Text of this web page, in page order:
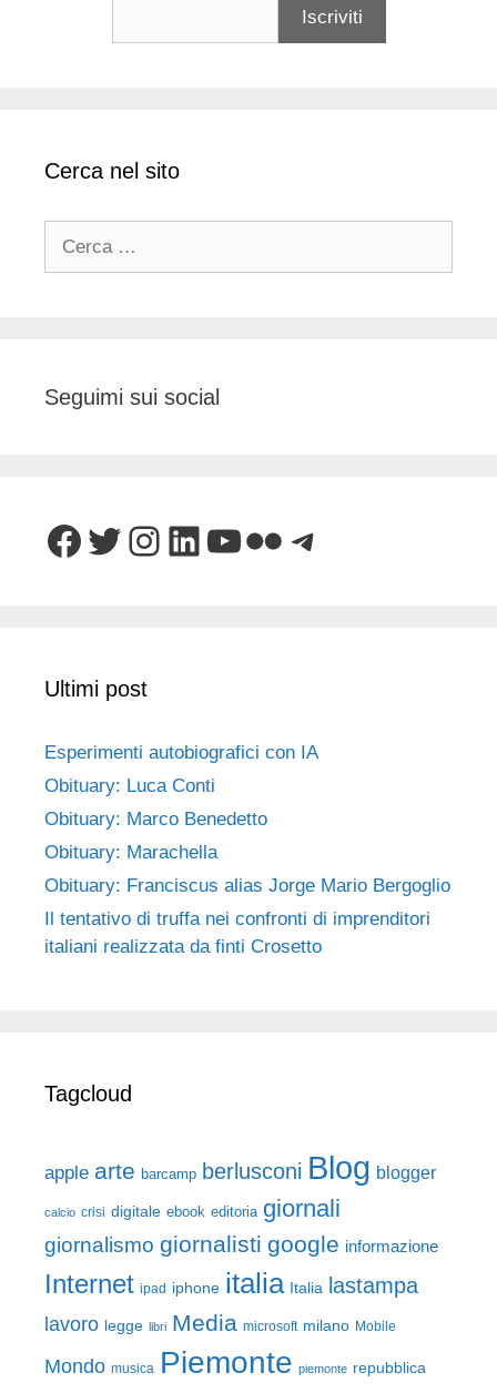
Cerca nel sito
Seguimi sui social
Facebook
Twitter
Instagram
LinkedIn
YouTube
FlickrTelegram
Ultimi post
Esperimenti autobiografici con IA
Obituary: Luca Conti
Obituary: Marco Benedetto
Obituary: Marachella
Obituary: Franciscus alias Jorge Mario Bergoglio
Il tentativo di truffa nei confronti di imprenditori
italiani realizzata da finti Crosetto
Tagcloud
apple arte barcamp berlusconi Blog blogger
calcio crisi digitale ebook editoria giornali
giornalismo giornalisti google informazione
Internet ipad iphone italia Italia lastampa
lavoro legge libri Media microsoft milano Mobile
Mondo musica Piemonte piemonte repubblica